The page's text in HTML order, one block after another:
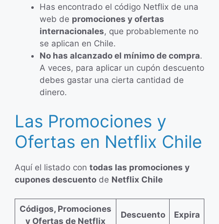
Has encontrado el código Netflix de una
web de promociones y ofertas
internacionales, que probablemente no
se aplican en Chile.
No has alcanzado el mínimo de compra.
A veces, para aplicar un cupón descuento
debes gastar una cierta cantidad de
dinero.
Las Promociones y
Ofertas en Netflix Chile
Aquí el listado con todas las promociones y
cupones descuento de Netflix Chile
Códigos, Promociones
y Ofertas de Netflix
Descuento Expira